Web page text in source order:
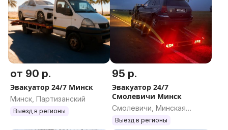
от 90 р.
Эвакуатор 24/7 Минск
Минск, Партизанский
Выезд в регионы
95 р.
Эвакуатор 24/7
Смолевичи Минск
Смолевичи, Минская
область
Выезд в регионы